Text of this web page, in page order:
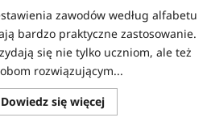
zawodów według alfabetu
bardzo praktyczne zastosowanie.
się nie tylko uczniom, ale też
rozwiązującym...
Dowiedz się więcejDowiedz
się